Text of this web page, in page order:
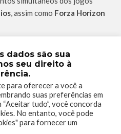
, assim como Forza Horizon
no primeiro mês.
dados são sua
seu direito à
para oferecer a você a
suas preferências em
tudo”, você concorda
No entanto, você pode
para fornecer um